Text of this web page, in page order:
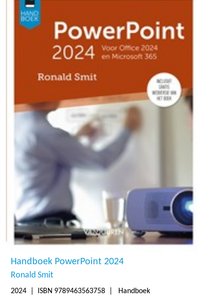
Handboek PowerPoint 2024
Ronald Smit
2024 | ISBN 9789463563758 | Handboek